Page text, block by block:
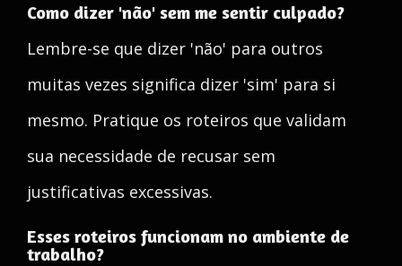
Como dizer 'não' sem me sentir culpado?
Lembre-se que dizer 'não' para outros
muitas vezes significa dizer 'sim' para si
mesmo. Pratique os roteiros que validam
sua necessidade de recusar sem
justificativas excessivas.
Esses roteiros funcionam no ambiente de
trabalho?